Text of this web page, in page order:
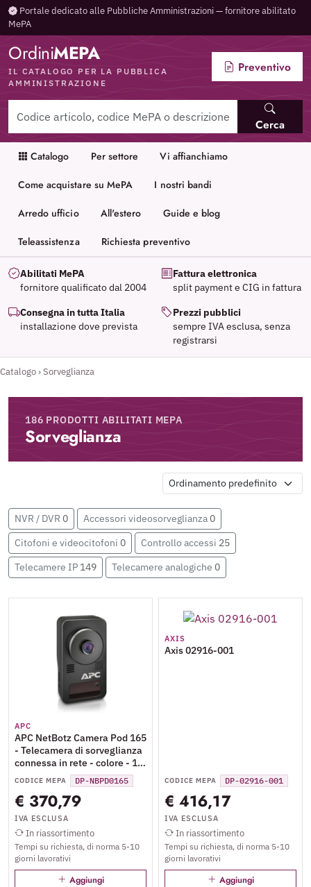
Portale dedicato alle Pubbliche Amministrazioni — fornitore abilitato
MePA
OrdiniMEPA
IL CATALOGO PER LA PUBBLICA
AMMINISTRAZIONE
Cerca
Preventivo
Catalogo Per settore Vi affianchiamo
Come acquistare su MePA I nostri bandi
Arredo ufficio All'estero Guide e blog
Teleassistenza Richiesta preventivo
Abilitati MePA
fornitore qualificato dal 2004
Fattura elettronica
split payment e CIG in fattura
Consegna in tutta Italia
installazione dove prevista
Prezzi pubblici
sempre IVA esclusa, senza
registrarsi
Catalogo›Sorveglianza
186 PRODOTTI ABILITATI MEPA
Sorveglianza
NVR / DVR 0 Accessori videosorveglianza 0
Citofoni e videocitofoni 0 Controllo accessi 25
Telecamere IP 149 Telecamere analogiche 0
APC
APC NetBotz Camera Pod 165
- Telecamera di sorveglianza
connessa in rete - colore - 12
V c.c. / PoE
CODICE MEPA DP-NBPD0165
€ 370,79
IVA ESCLUSA
In riassortimento
Tempi su richiesta, di norma 5-10
giorni lavorativi
Aggiungi
AXIS
Axis 02916-001
CODICE MEPA DP-02916-001
€ 416,17
IVA ESCLUSA
In riassortimento
Tempi su richiesta, di norma 5-10
giorni lavorativi
Aggiungi